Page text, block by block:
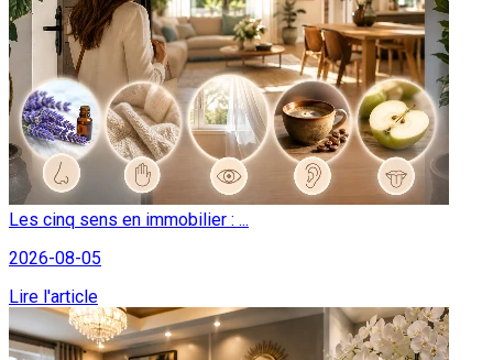
Les cinq sens en immobilier : ...
2026-08-05
Lire l'article